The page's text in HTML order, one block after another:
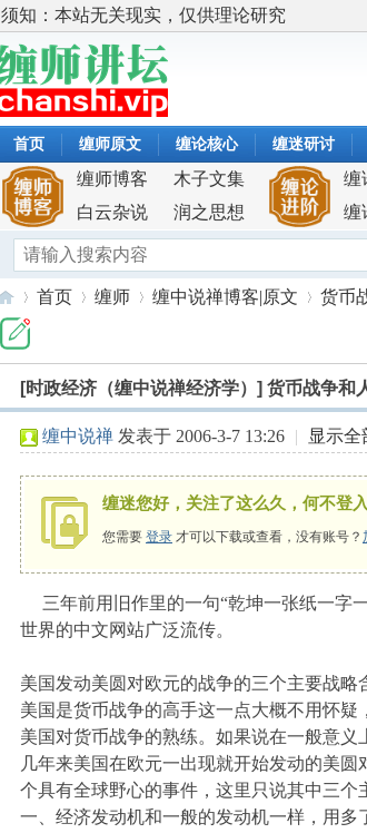
须知：本站无关现实，仅供理论研究
首页 缠师原文 缠论核心 缠迷研讨
缠师博客
木子文集
白云杂说
润之思想
缠
缠
首页
›
缠师
›
缠中说禅博客|原文
›
货币
[时政经济（缠中说禅经济学）] 货币战争和
缠中说禅 发表于 2006-3-7 13:26 | 显示全
缠迷您好，关注了这么久，何不登
您需要 登录 才可以下载或查看，没有账号？
三年前用旧作里的一句“乾坤一张纸一字
世界的中文网站广泛流传。
美国发动美圆对欧元的战争的三个主要战略
美国是货币战争的高手这一点大概不用怀
美国对货币战争的熟练。如果说在一般意
几年来美国在欧元一出现就开始发动的美
个具有全球野心的事件，这里只说其中三个
一、经济发动机和一般的发动机一样，用